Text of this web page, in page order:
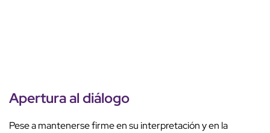
Apertura al diálogo
Pese a mantenerse firme en su interpretación y en la